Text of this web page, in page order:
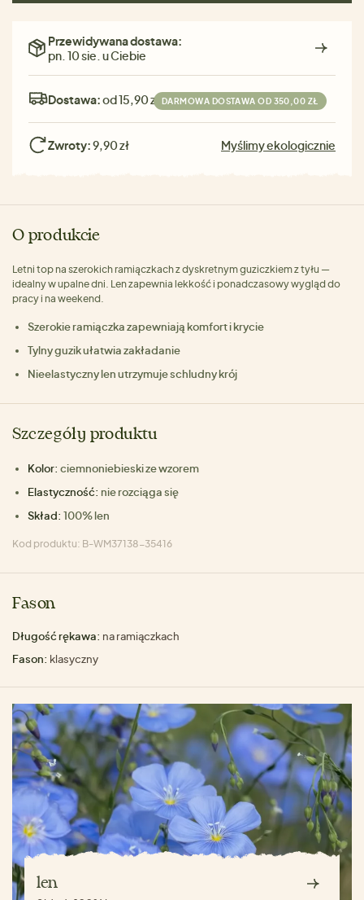
Przewidywana dostawa:
pn. 10 sie. u Ciebie
Dostawa:od 15,90 zł DARMOWA DOSTAWA OD 350,00 ZŁ
Zwroty:9,90 zł Myślimy ekologicznie
O produkcie
Letni top na szerokich ramiączkach z dyskretnym guziczkiem z tyłu —
idealny w upalne dni. Len zapewnia lekkość i ponadczasowy wygląd do
pracy i na weekend.
Szerokie ramiączka zapewniają komfort i krycie
Tylny guzik ułatwia zakładanie
Nieelastyczny len utrzymuje schludny krój
Szczegóły produktu
Kolor: ciemnoniebieski ze wzorem
Elastyczność: nie rozciąga się
Skład: 100% len
Kod produktu: B-WM37138-35416
Fason
Długość rękawa: na ramiączkach
Fason: klasyczny
len